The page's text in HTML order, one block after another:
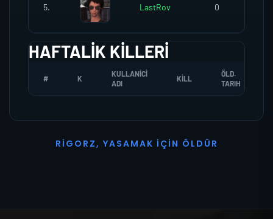
5. LastRov 0
HAFTALIK KILLERI
# K
KULLANICI
ADI
KILL
ÖLD.
TARIH
R I G O R Z, YASAMAK İ ÇI N Ö L D Ü R